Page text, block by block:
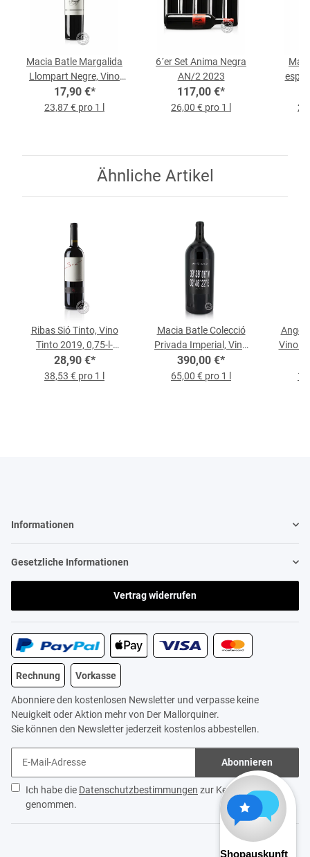
Macia Batle Margalida
Llompart Negre, Vino
Tinto 2017, 0,75-l-
Flasche
17,90 €*
23,87 € pro 1 l
6´er Set Anima Negra
AN/2 2023
117,00 €*
26,00 € pro 1 l
Ähnliche Artikel
Ribas Sió Tinto, Vino
Tinto 2019, 0,75-l-
Flasche
28,90 €*
38,53 € pro 1 l
Macia Batle Colecció
Privada Imperial, Vino
Tinto 2019, 6-l-Flasche
390,00 €*
65,00 € pro 1 l
Angel
Vino
Informationen
Gesetzliche Informationen
Vertrag widerrufen
Rechnung Vorkasse
Abonniere den kostenlosen Newsletter und verpasse keine
Neuigkeit oder Aktion mehr von Der Mallorquiner.
Sie können den Newsletter jederzeit kostenlos abbestellen.
Abonnieren
Ich habe die Datenschutzbestimmungen zur Kenntnis
genommen.